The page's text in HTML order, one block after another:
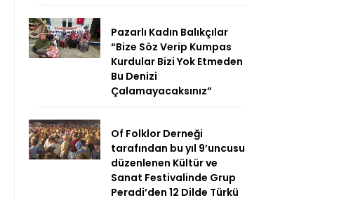
Pazarlı Kadın Balıkçılar
“Bize Söz Verip Kumpas
Kurdular Bizi Yok Etmeden
Bu Denizi
Çalamayacaksınız”
Of Folklor Derneği
tarafından bu yıl 9’uncusu
düzenlenen Kültür ve
Sanat Festivalinde Grup
Peradi’den 12 Dilde Türkü